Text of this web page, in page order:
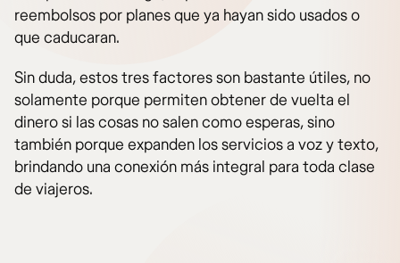
reembolsos por planes que ya hayan sido usados o
que caducaran.
Sin duda, estos tres factores son bastante útiles, no
solamente porque permiten obtener de vuelta el
dinero si las cosas no salen como esperas, sino
también porque expanden los servicios a voz y texto,
brindando una conexión más integral para toda clase
de viajeros.